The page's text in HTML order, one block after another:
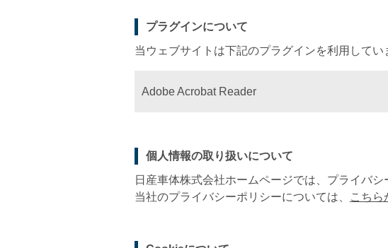
プラグインについて
当ウェブサイトは下記のプラグインを利用してい
Adobe Acrobat Reader
個人情報の取り扱いについて
日産車体株式会社ホームページでは、プライバ
当社のプライバシーポリシーについては、
こちら